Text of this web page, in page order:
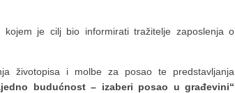
je cilj bio informirati tražitelje zaposlenja o
životopisa i molbe za posao te predstavljanja
budućnost – izaberi posao u građevini“